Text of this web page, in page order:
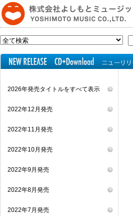
2026年発売タイトルをすべて表示
2022年12月発売
2022年11月発売
2022年10月発売
2022年9月発売
2022年8月発売
2022年7月発売